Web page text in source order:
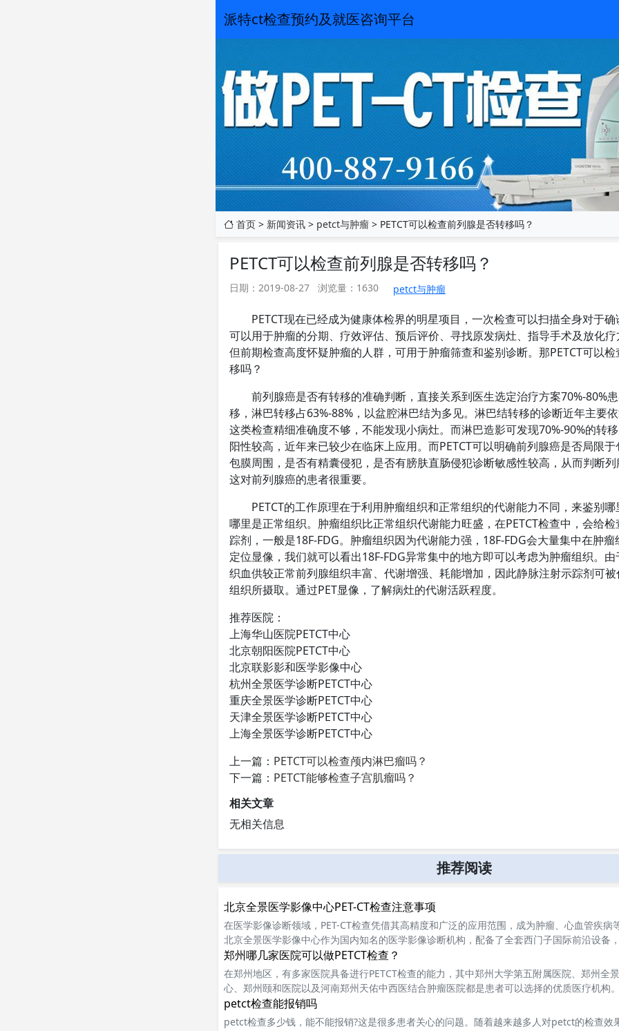
派特ct检查预约及就医咨询平台
首页 > 新闻资讯 > petct与肿瘤 > PETCT可以检查前列腺是否转移吗？
PETCT可以检查前列腺是否转移吗？
日期：2019-08-27 浏览量：1630 petct与肿瘤
PETCT现在已经成为健康体检界的明星项目，一次检查可以扫描全身对于
可以用于肿瘤的分期、疗效评估、预后评价、寻找原发病灶、指导手术及放化
但前期检查高度怀疑肿瘤的人群，可用于肿瘤筛查和鉴别诊断。那PETCT可以
移吗？
前列腺癌是否有转移的准确判断，直接关系到医生选定治疗方案70%-80%
移，淋巴转移占63%-88%，以盆腔淋巴结为多见。淋巴结转移的诊断近年主要
这类检查精细准确度不够，不能发现小病灶。而淋巴造影可发现70%-90%的转
阳性较高，近年来已较少在临床上应用。而PETCT可以明确前列腺癌是否局限
包膜周围，是否有精囊侵犯，是否有膀肤直肠侵犯诊断敏感性较高，从而判断
这对前列腺癌的患者很重要。
PETCT的工作原理在于利用肿瘤组织和正常组织的代谢能力不同，来鉴别
哪里是正常组织。肿瘤组织比正常组织代谢能力旺盛，在PETCT检查中，会给
踪剂，一般是18F-FDG。肿瘤组织因为代谢能力强，18F-FDG会大量集中在肿瘤
定位显像，我们就可以看出18F-FDG异常集中的地方即可以考虑为肿瘤组织。
织血供较正常前列腺组织丰富、代谢增强、耗能增加，因此静脉注射示踪剂可
组织所摄取。通过PET显像，了解病灶的代谢活跃程度。
推荐医院：
上海华山医院PETCT中心
北京朝阳医院PETCT中心
北京联影影和医学影像中心
杭州全景医学诊断PETCT中心
重庆全景医学诊断PETCT中心
天津全景医学诊断PETCT中心
上海全景医学诊断PETCT中心
上一篇： PETCT可以检查颅内淋巴瘤吗？
下一篇： PETCT能够检查子宫肌瘤吗？
相关文章
无相关信息
推荐阅读
北京全景医学影像中心PET-CT检查注意事项
在医学影像诊断领域，PET-CT检查凭借其高精度和广泛的应用范围，成为肿瘤、心血管疾病
北京全景医学影像中心作为国内知名的医学影像诊断机构，配备了全套西门子国际前沿设备
aph m.CT PET/CT等，为患者提供精准的影像诊断服务。
郑州哪几家医院可以做PETCT检查？
在郑州地区，有多家医院具备进行PETCT检查的能力，其中郑州大学第五附属医院、郑州全
心、郑州颐和医院以及河南郑州天佑中西医结合肿瘤医院都是患者可以选择的优质医疗机构
petct检查能报销吗
petct检查多少钱，能不能报销?这是很多患者关心的问题。随着越来越多人对petct的检查效